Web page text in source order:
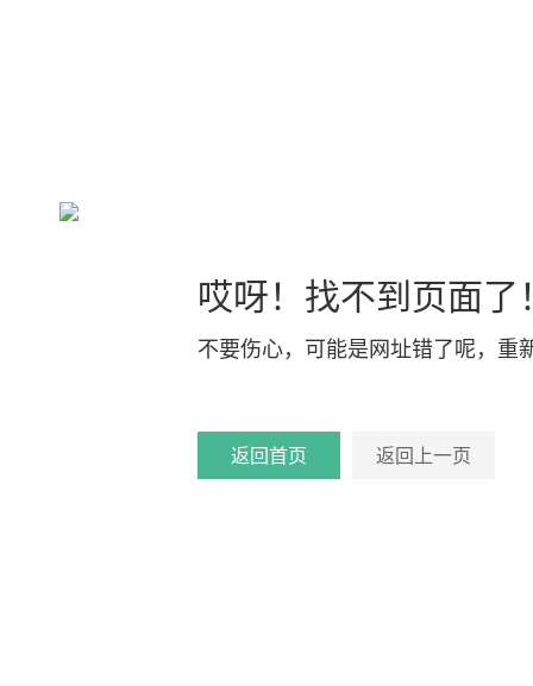
哎呀！找不到页面了
不要伤心，可能是网址错了呢，重
返回首页 返回上一页